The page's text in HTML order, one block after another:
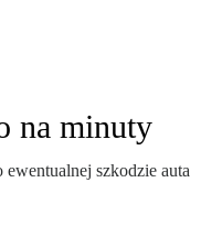
na minuty
szkodzie auta